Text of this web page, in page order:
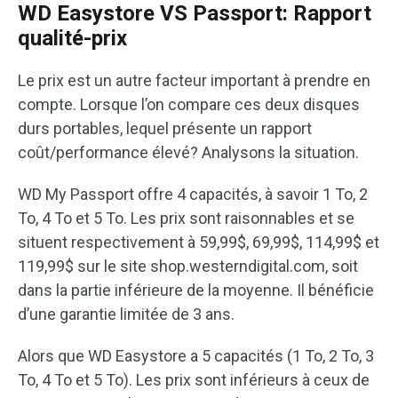
WD Easystore VS Passport: Rapport
qualité-prix
Le prix est un autre facteur important à prendre en
compte. Lorsque l’on compare ces deux disques
durs portables, lequel présente un rapport
coût/performance élevé? Analysons la situation.
WD My Passport offre 4 capacités, à savoir 1 To, 2
To, 4 To et 5 To. Les prix sont raisonnables et se
situent respectivement à 59,99$, 69,99$, 114,99$ et
119,99$ sur le site shop.westerndigital.com, soit
dans la partie inférieure de la moyenne. Il bénéficie
d’une garantie limitée de 3 ans.
Alors que WD Easystore a 5 capacités (1 To, 2 To, 3
To, 4 To et 5 To). Les prix sont inférieurs à ceux de